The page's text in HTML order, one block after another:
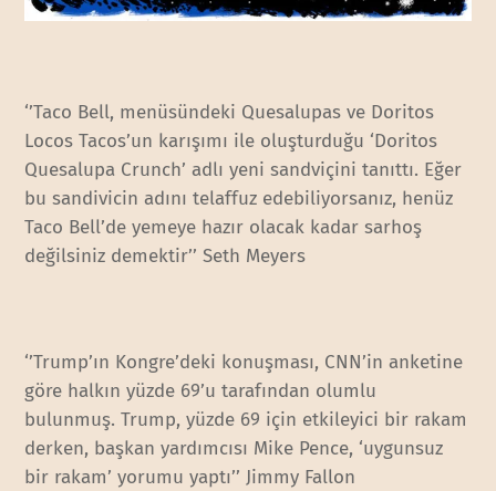
‘’Taco Bell, menüsündeki Quesalupas ve Doritos
Locos Tacos’un karışımı ile oluşturduğu ‘Doritos
Quesalupa Crunch’ adlı yeni sandviçini tanıttı. Eğer
bu sandivicin adını telaffuz edebiliyorsanız, henüz
Taco Bell’de yemeye hazır olacak kadar sarhoş
değilsiniz demektir’’ Seth Meyers
‘’Trump’ın Kongre’deki konuşması, CNN’in anketine
göre halkın yüzde 69’u tarafından olumlu
bulunmuş. Trump, yüzde 69 için etkileyici bir rakam
derken, başkan yardımcısı Mike Pence, ‘uygunsuz
bir rakam’ yorumu yaptı’’ Jimmy Fallon